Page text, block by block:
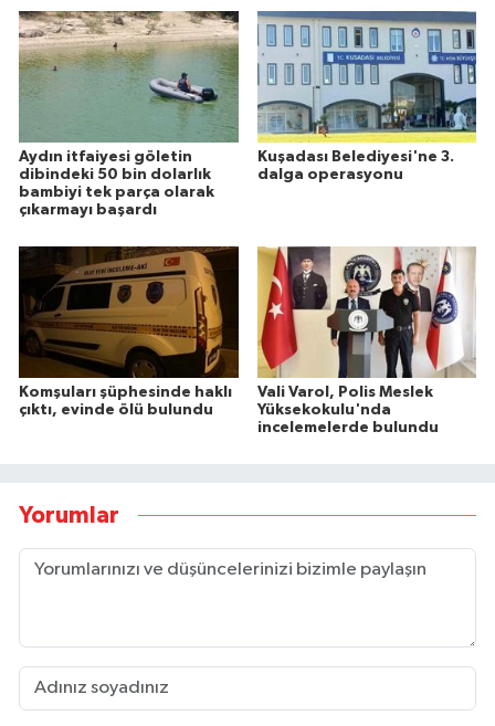
Aydın itfaiyesi göletin
dibindeki 50 bin dolarlık
bambiyi tek parça olarak
çıkarmayı başardı
Kuşadası Belediyesi'ne 3.
dalga operasyonu
Komşuları şüphesinde haklı
çıktı, evinde ölü bulundu
Vali Varol, Polis Meslek
Yüksekokulu'nda
incelemelerde bulundu
Yorumlar